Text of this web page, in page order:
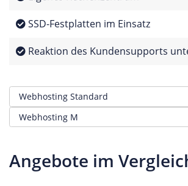
SSD-Festplatten im Einsatz
Reaktion des Kundensupports
Angebote im